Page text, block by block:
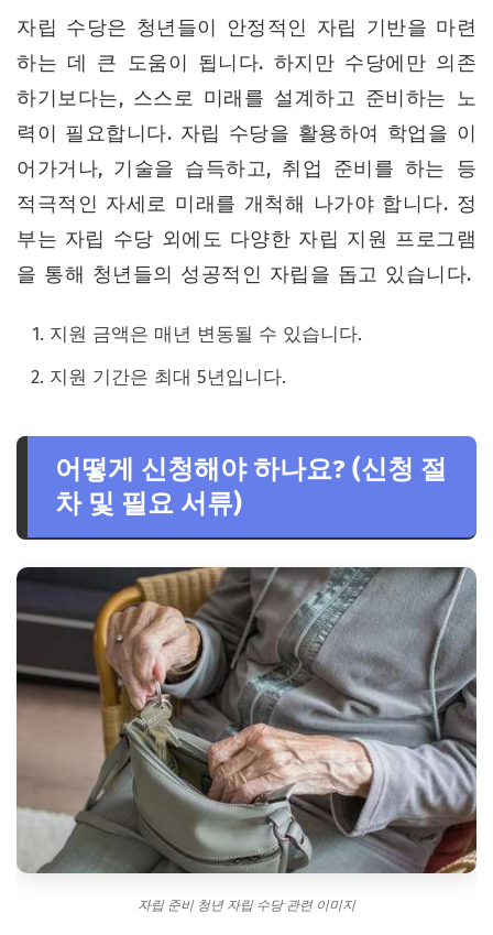
자립 수당은 청년들이 안정적인 자립 기반을 마련
하는 데 큰 도움이 됩니다. 하지만 수당에만 의존
하기보다는, 스스로 미래를 설계하고 준비하는 노
력이 필요합니다. 자립 수당을 활용하여 학업을 이
어가거나, 기술을 습득하고, 취업 준비를 하는 등
적극적인 자세로 미래를 개척해 나가야 합니다. 정
부는 자립 수당 외에도 다양한 자립 지원 프로그램
을 통해 청년들의 성공적인 자립을 돕고 있습니다.
지원 금액은 매년 변동될 수 있습니다.
지원 기간은 최대 5년입니다.
어떻게 신청해야 하나요? (신청 절
차 및 필요 서류)
자립 준비 청년 자립 수당 관련 이미지